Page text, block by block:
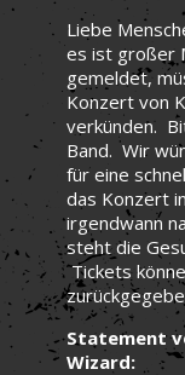
Liebe
es ist großer
gemeldet,
Konzert von
verkünden.
Band. Wir
für eine
das Konzert
irgendwann
steht die
Tickets
Statement
Wizard: